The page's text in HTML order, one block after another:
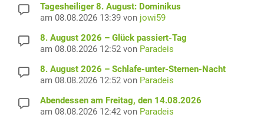
Tagesheiliger 8. August: Dominikus
am 08.08.2026 13:39 von jowi59
8. August 2026 – Glück passiert-Tag
am 08.08.2026 12:52 von Paradeis
8. August 2026 – Schlafe-unter-Sternen-Nacht
am 08.08.2026 12:52 von Paradeis
Abendessen am Freitag, den 14.08.2026
am 08.08.2026 12:42 von Paradeis